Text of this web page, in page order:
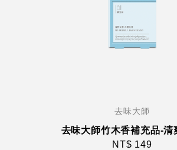
去味大師
去味大師竹木香補充品-清
NT$ 149